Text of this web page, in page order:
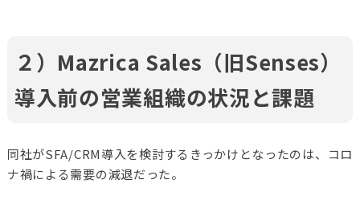
２）Mazrica Sales（旧Senses）
導入前の営業組織の状況と課題
同社がSFA/CRM導入を検討するきっかけとなったのは、コロ
ナ禍による需要の減退だった。